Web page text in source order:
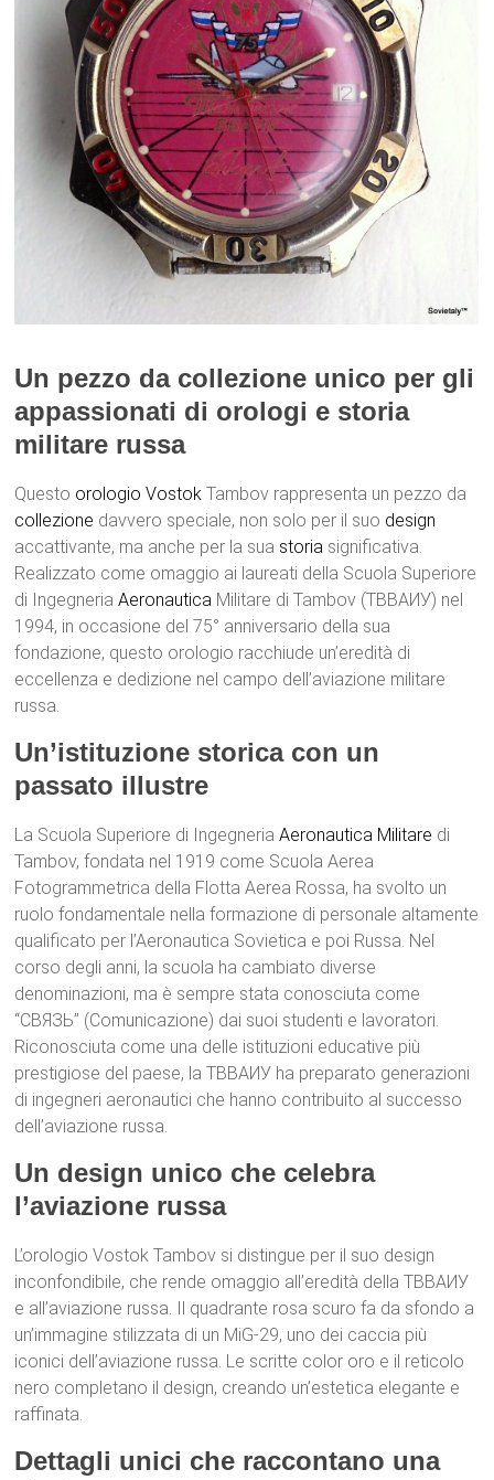
Un pezzo da collezione unico per gli
appassionati di orologi e storia
militare russa
Questo orologio Vostok Tambov rappresenta un pezzo da
collezione davvero speciale, non solo per il suo design
accattivante, ma anche per la sua storia significativa.
Realizzato come omaggio ai laureati della Scuola Superiore
di IngegneriaAeronautica Militare di Tambov (ТВВАИУ) nel
1994, in occasione del 75° anniversario della sua
fondazione, questo orologio racchiude un’eredità di
eccellenza e dedizione nel campo dell’aviazione militare
russa.
Un’istituzione storica con un
passato illustre
La Scuola Superiore di IngegneriaAeronautica Militare di
Tambov, fondata nel 1919 come Scuola Aerea
Fotogrammetrica della Flotta Aerea Rossa, ha svolto un
ruolo fondamentale nella formazione di personale altamente
qualificato per l’Aeronautica Sovietica e poi Russa. Nel
corso degli anni, la scuola ha cambiato diverse
denominazioni, ma è sempre stata conosciuta come
“СВЯЗЬ” (Comunicazione) dai suoi studenti e lavoratori.
Riconosciuta come una delle istituzioni educative più
prestigiose del paese, la ТВВАИУ ha preparato generazioni
di ingegneri aeronautici che hanno contribuito al successo
dell’aviazione russa.
Un design unico che celebra
l’aviazione russa
L’orologio Vostok Tambov si distingue per il suo design
inconfondibile, che rende omaggio all’eredità della ТВВАИУ
e all’aviazione russa. Il quadrante rosa scuro fa da sfondo a
un’immagine stilizzata di un MiG-29, uno dei caccia più
iconici dell’aviazione russa. Le scritte color oro e il reticolo
nero completano il design, creando un’estetica elegante e
raffinata.
Dettagli unici che raccontano una